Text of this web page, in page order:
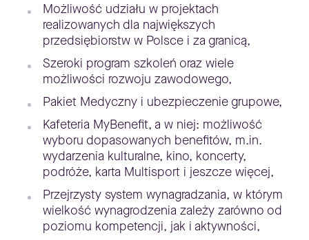
Możliwość udziału w projektach
realizowanych dla największych
przedsiębiorstw w Polsce i za granicą,
Szeroki program szkoleń oraz wiele
możliwości rozwoju zawodowego,
Pakiet Medyczny i ubezpieczenie grupowe,
Kafeteria MyBenefit, a w niej: możliwość
wyboru dopasowanych benefitów, m.in.
wydarzenia kulturalne, kino, koncerty,
podróże, karta Multisport i jeszcze więcej,
Przejrzysty system wynagradzania, w którym
wielkość wynagrodzenia zależy zarówno od
poziomu kompetencji, jak i aktywności,